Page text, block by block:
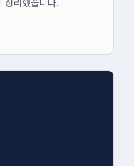
정리했습니다.